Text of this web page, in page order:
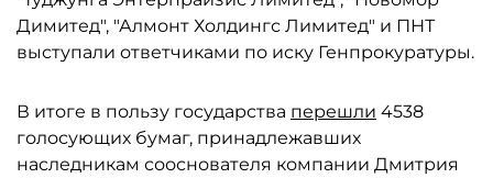
Димитед", "Алмонт Холдингс Лимитед" и ПНТ
выступали ответчиками по иску Генпрокуратуры.
В итоге в пользу государства перешли 4538
голосующих бумаг, принадлежавших
наследникам сооснователя компании Дмитрия